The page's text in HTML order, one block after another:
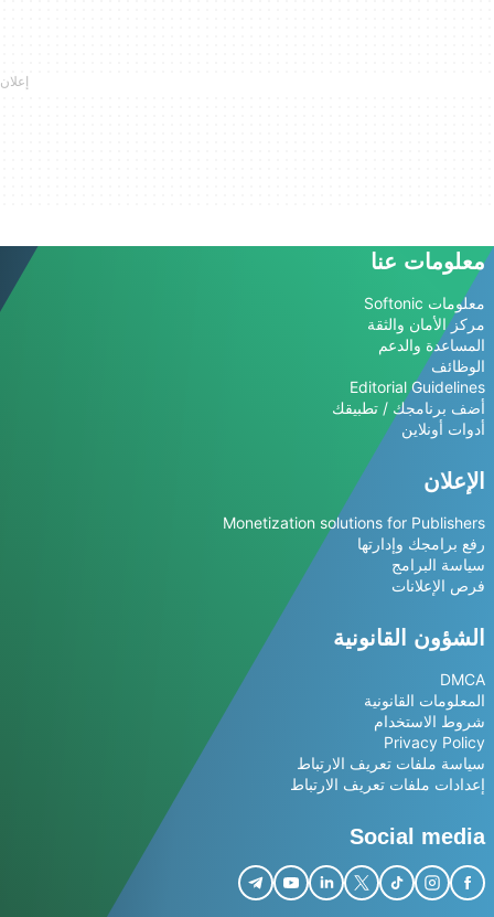
معلومات عنا
معلومات Softonic
مركز الأمان والثقة
المساعدة والدعم
الوظائف
Editorial Guidelines
أضف برنامجك / تطبيقك
أدوات أونلاين
الإعلان
Monetization solutions for Publishers
رفع برامجك وإدارتها
سياسة البرامج
فرص الإعلانات
الشؤون القانونية
DMCA
المعلومات القانونية
شروط الاستخدام
Privacy Policy
سياسة ملفات تعريف الارتباط
إعدادات ملفات تعريف الارتباط
Social media